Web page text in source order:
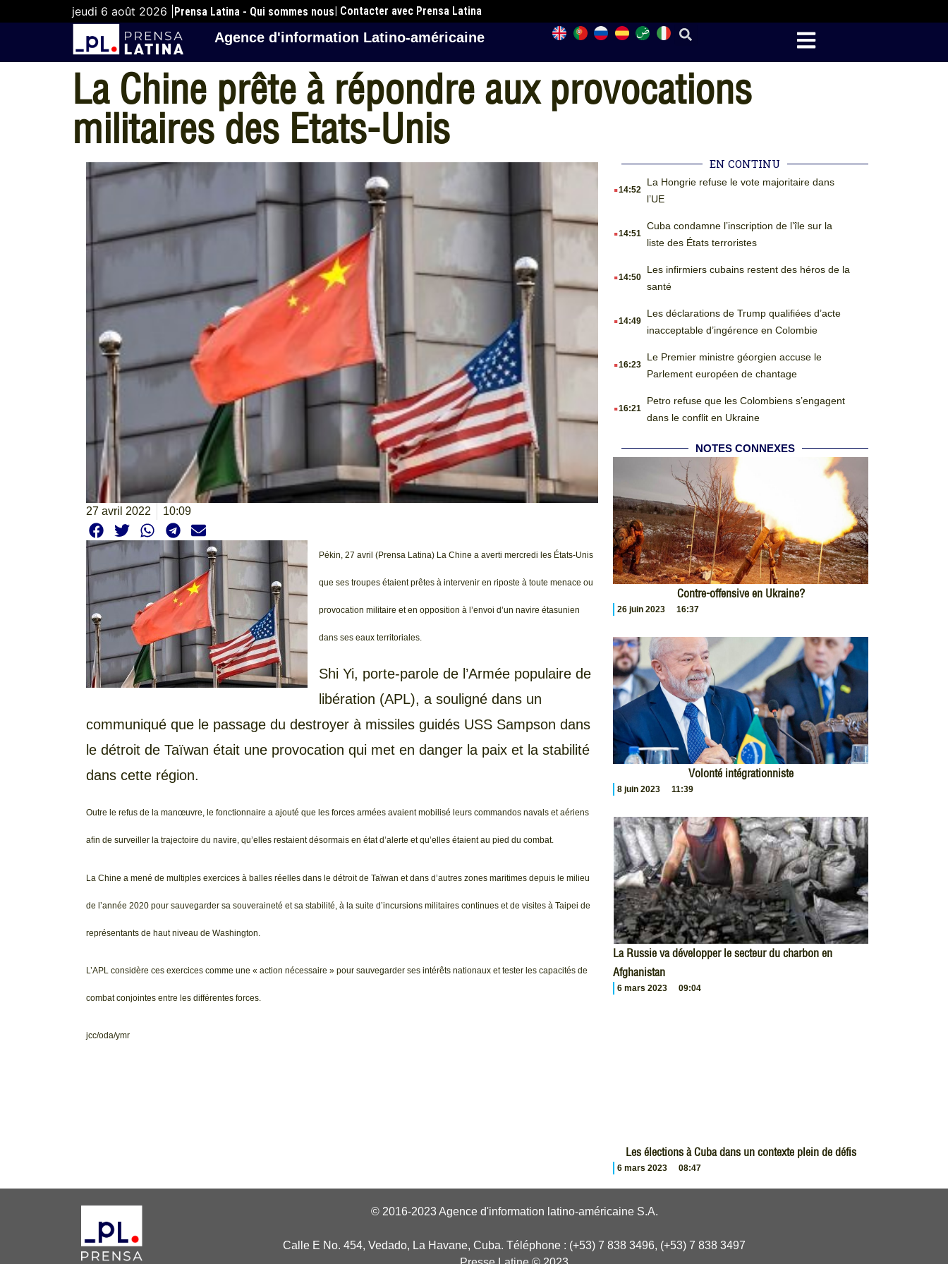
jeudi 6 août 2026 | Prensa Latina - Qui sommes nous| Contacter avec Prensa Latina
Agence d'information Latino-américaine
La Chine prête à répondre aux provocations
militaires des Etats-Unis
27 avril 2022 10:09
Pékin, 27 avril (Prensa Latina) La Chine a averti mercredi les États-Unis
que ses troupes étaient prêtes à intervenir en riposte à toute menace ou
provocation militaire et en opposition à l’envoi d’un navire étasunien
dans ses eaux territoriales.
Shi Yi, porte-parole de l’Armée populaire de
libération (APL), a souligné dans un
communiqué que le passage du destroyer à missiles guidés USS Sampson dans
le détroit de Taïwan était une provocation qui met en danger la paix et la stabilité
dans cette région.
Outre le refus de la manœuvre, le fonctionnaire a ajouté que les forces armées avaient mobilisé leurs commandos navals et aériens
afin de surveiller la trajectoire du navire, qu’elles restaient désormais en état d’alerte et qu’elles étaient au pied du combat.
La Chine a mené de multiples exercices à balles réelles dans le détroit de Taïwan et dans d’autres zones maritimes depuis le milieu
de l’année 2020 pour sauvegarder sa souveraineté et sa stabilité, à la suite d’incursions militaires continues et de visites à Taipei de
représentants de haut niveau de Washington.
L’APL considère ces exercices comme une « action nécessaire » pour sauvegarder ses intérêts nationaux et tester les capacités de
combat conjointes entre les différentes forces.
jcc/oda/ymr
EN CONTINU
.14:52
La Hongrie refuse le vote majoritaire dans
l’UE
.14:51
Cuba condamne l’inscription de l’île sur la
liste des États terroristes
.14:50
Les infirmiers cubains restent des héros de la
santé
.14:49
Les déclarations de Trump qualifiées d’acte
inacceptable d’ingérence en Colombie
.16:23
Le Premier ministre géorgien accuse le
Parlement européen de chantage
.16:21
Petro refuse que les Colombiens s’engagent
dans le conflit en Ukraine
NOTES CONNEXES
Contre-offensive en Ukraine?
26 juin 2023 16:37
Volonté intégrationniste
8 juin 2023 11:39
La Russie va développer le secteur du charbon en
Afghanistan
6 mars 2023 09:04
Les élections à Cuba dans un contexte plein de défis
6 mars 2023 08:47
© 2016-2023 Agence d'information latino-américaine S.A.
Calle E No. 454, Vedado, La Havane, Cuba. Téléphone : (+53) 7 838 3496, (+53) 7 838 3497